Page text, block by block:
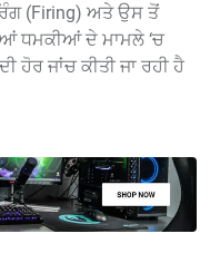
(Firing) ਅਤੇ ਉਸ ਤੋਂ
ਧਮਕੀਆਂ ਦੇ ਮਾਮਲੇ ‘ਚ
ਹੋਰ ਜਾਂਚ ਕੀਤੀ ਜਾ ਰਹੀ ਹੈ